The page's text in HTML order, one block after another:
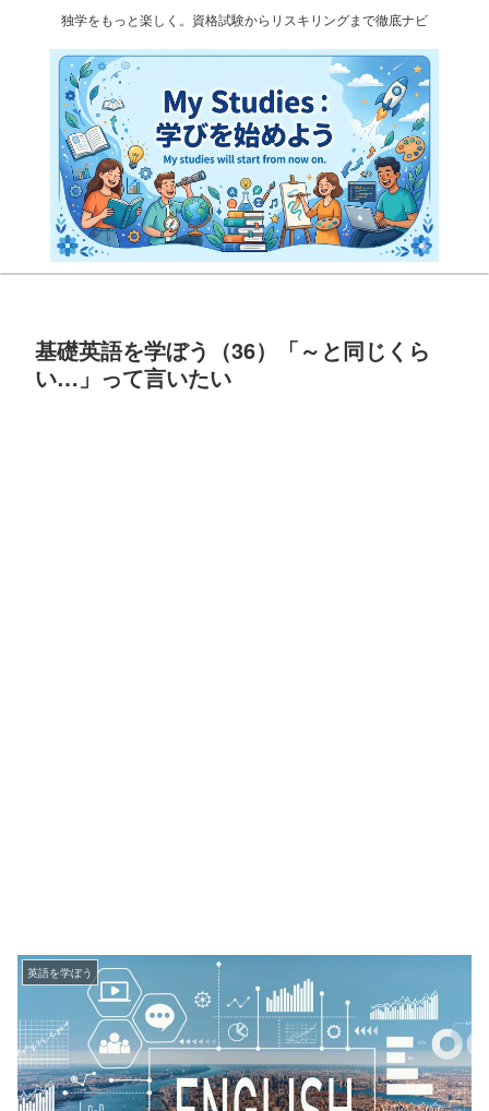
独学をもっと楽しく。資格試験からリスキリングまで徹底ナビ
基礎英語を学ぼう（36）「～と同じくら
い…」って言いたい
英語を学ぼう